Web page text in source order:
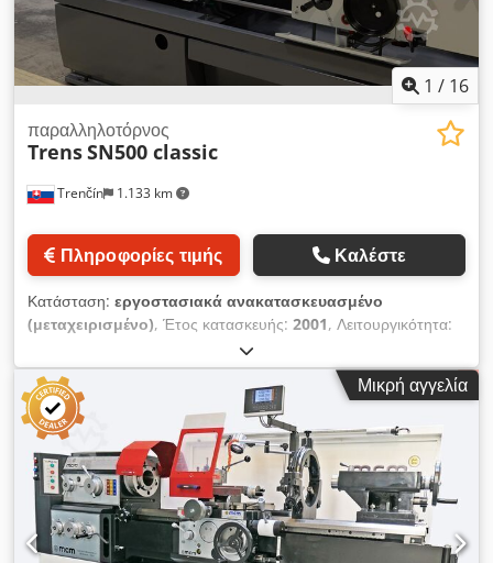
1 / 16
Trenčín 1.133 km
παραλληλοτόρνος
TrensSN500 classic
Πληροφορίες τιμής Καλέστε
Κατάσταση: εργοστασιακά ανακατασκευασμένο
(μεταχειρισμένο), Έτος κατασκευής: 2001, Λειτουργικότητα:
, διάμετρος τόρνευσης πάνω από το
εγκάρσιο τρόλεϊ:270 χιλ., οπέρα άξονα:77 χιλ., διαμέτρος
τορναρίσματος:
, διάμετρος τόρνευσης πάνω από το
κρεβάτι της τροχαλίας:505 χιλ., ύψος κέντρου:
πλάτος στο κέντρο:1.500 χιλ., μήκος τόρνευσης:1.500 χιλ.
πινελιά με φτερό:180 χιλ., διάμετρος λαιμού τραπεζοειδούς
κοχλία:80 χιλ., διαδρομή ατράκτου:180 χιλ., συνολικό μήκος:
3.095 χιλ., συνολικό πλάτος:1.100 χιλ., συνολικό ύψος:1.525
χιλ., μέγιστη ταχύτητα ατράκτου:2.000 στρ./λ., ταχύτητα
ατράκτου (ελάχ.):13 στρ./λ., διάμετρος περιστροφής πάνω
Μικρή αγγελία